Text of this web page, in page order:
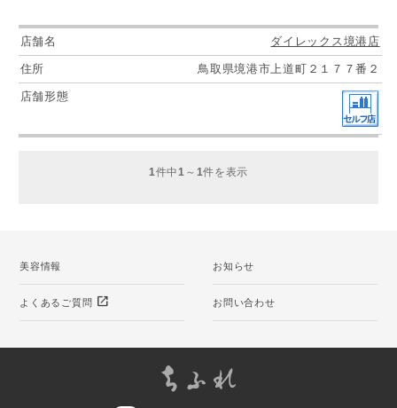
ダイレックス境港店
鳥取県境港市上道町２１７７番２
1件中 1 ～ 1件を表示
美容情報 お知らせ
よくあるご質問 open_in_new お問い合わせ